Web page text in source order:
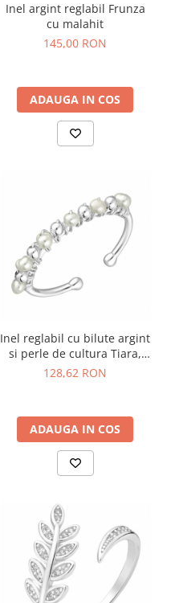
Inel argint reglabil Frunza
cu malahit
145,00 RON
ADAUGA IN COS
Inel reglabil cu bilute argint
si perle de cultura Tiara,
marime 50-54
128,62 RON
ADAUGA IN COS